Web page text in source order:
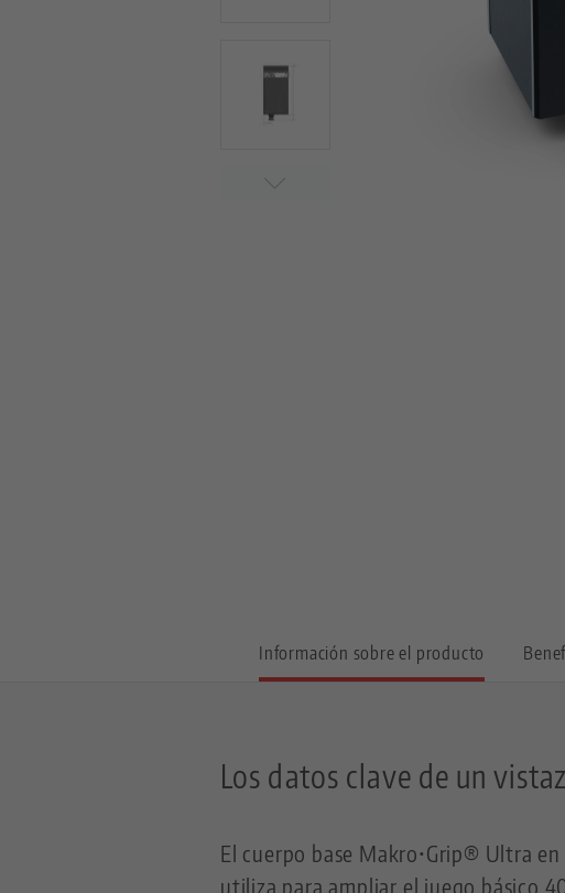
Información sobre el producto
Los datos clave de un
El cuerpo base Makro•Grip® Ultra
utiliza para ampliar el juego básico